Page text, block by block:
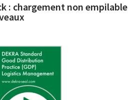
: chargement non empilable